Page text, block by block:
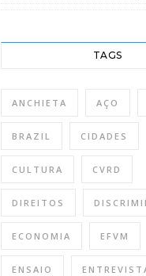
TAGS
ANCHIETA AÇO
BRAZIL CIDADES
CULTURA CVRD
DIREITOS
ECONOMIA EFVM
ENSAIO